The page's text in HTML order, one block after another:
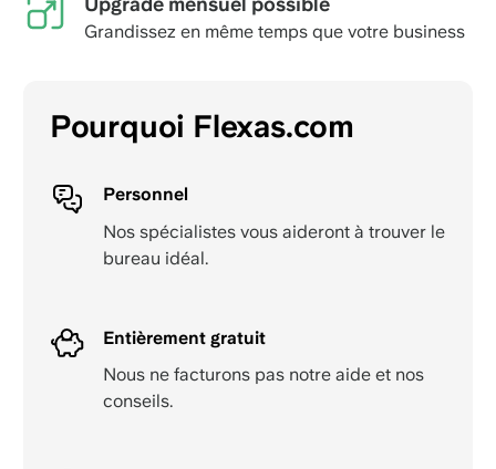
Grandissez en même temps que votre business
Pourquoi Flexas.com
Personnel
Nos spécialistes vous aideront à trouver le
bureau idéal.
Entièrement gratuit
Nous ne facturons pas notre aide et nos
conseils.